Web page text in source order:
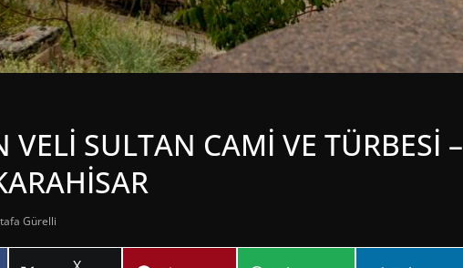
VELİ SULTAN CAMİ VE TÜRBESİ –
Gürelli